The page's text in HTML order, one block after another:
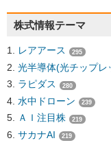
株式情報テーマ
レアアース 295
光半導体(光チップレ
ラピダス 280
水中ドローン 239
ＡＩ注目株 219
サカナAI 219